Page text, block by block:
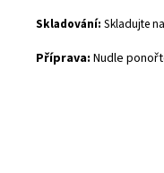
Skladování: Skladujte
Příprava: Nudle